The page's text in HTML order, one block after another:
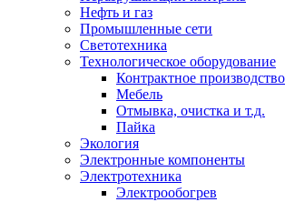
Нефть и газ
Промышленные сети
Светотехника
Технологическое оборудование
Контрактное производство
Мебель
Отмывка, очистка и т.д.
Пайка
Экология
Электронные компоненты
Электротехника
Электрообогрев